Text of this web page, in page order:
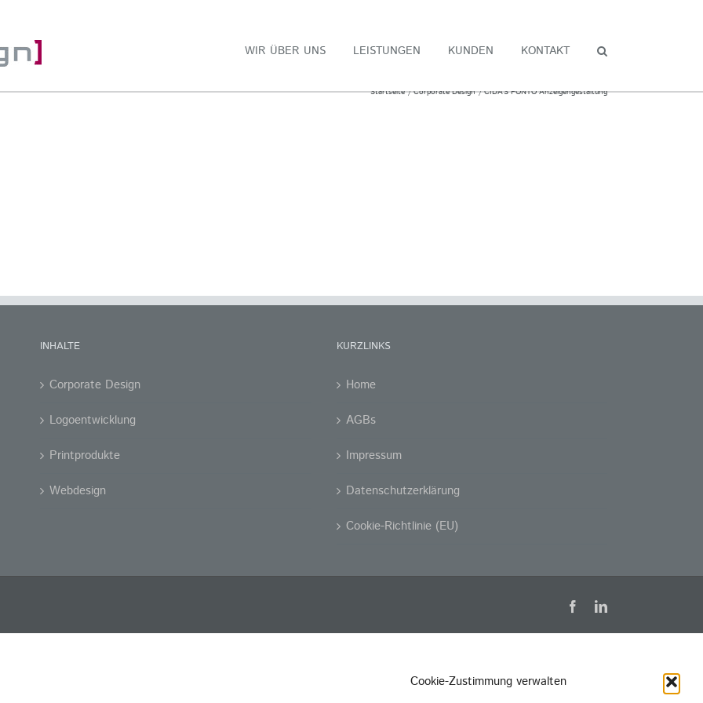
Cookie-Zustimmung verwalten
WIR ÜBER UNS LEISTUNGEN KUNDEN KONTAKT
Startseite Corporate Design CIDA’S PONTO Anzeigengestaltung
INHALTE
Corporate Design
Logoentwicklung
Printprodukte
Webdesign
KURZLINKS
Home
AGBs
Impressum
Datenschutzerklärung
Cookie-Richtlinie (EU)
FacebookLinkedIn